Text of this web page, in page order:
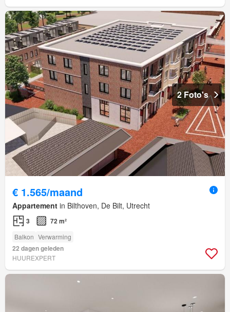
2 Foto's
€ 1.565/maand
Appartement in Bilthoven, De Bilt, Utrecht
3 72 m²
Balkon Verwarming
22 dagen geleden
HUUREXPERT